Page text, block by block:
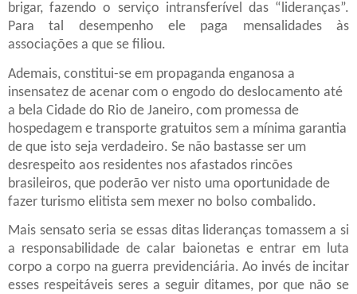
brigar, fazendo o serviço intransferível das “lideranças”.
Para tal desempenho ele paga mensalidades às
associações a que se filiou.
Ademais, constitui-se em propaganda enganosa a
insensatez de acenar com o engodo do deslocamento até
a bela Cidade do Rio de Janeiro, com promessa de
hospedagem e transporte gratuitos sem a mínima garantia
de que isto seja verdadeiro. Se não bastasse ser um
desrespeito aos residentes nos afastados rincões
brasileiros, que poderão ver nisto uma oportunidade de
fazer turismo elitista sem mexer no bolso combalido.
Mais sensato seria se essas ditas lideranças tomassem a si
a responsabilidade de calar baionetas e entrar em luta
corpo a corpo na guerra previdenciária. Ao invés de incitar
esses respeitáveis seres a seguir ditames, por que não se